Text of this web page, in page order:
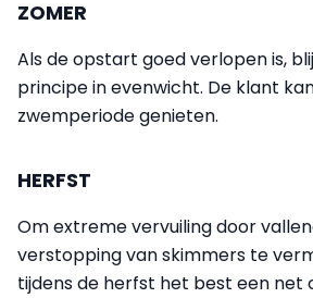
ZOMER
Als de opstart goed verlopen is,
principe in evenwicht. De klant
zwemperiode genieten.
HERFST
Om extreme vervuiling door
verstopping van skimmers te
tijdens de herfst het best een net